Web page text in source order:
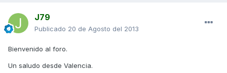
J79
Publicado 20 de Agosto del 2013
Bienvenido al foro.
Un saludo desde Valencia.